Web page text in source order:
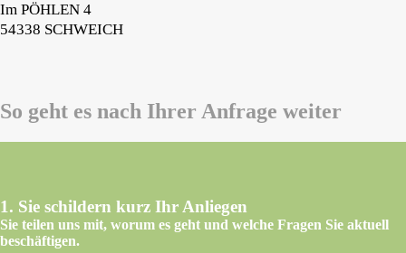
Im PÖHLEN 4
54338 SCHWEICH
So geht es nach Ihrer Anfrage weiter
1. Sie schildern kurz Ihr Anliegen
Sie teilen uns mit, worum es geht und welche Fragen Sie aktuell
beschäftigen.